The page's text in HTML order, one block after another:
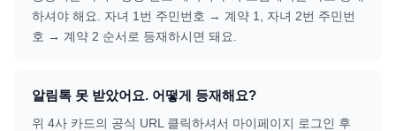
하셔야 해요. 자녀 1번 주민번호 → 계약 1, 자녀 2번 주민번
호 → 계약 2 순서로 등재하시면 돼요.
알림톡 못 받았어요. 어떻게 등재해요?
위 4사 카드의 공식 URL 클릭하셔서 마이페이지 로그인 후